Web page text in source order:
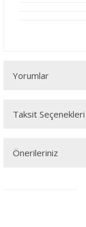
Yorumlar
Taksit Seçenekleri
Önerileriniz
konularda yetersiz